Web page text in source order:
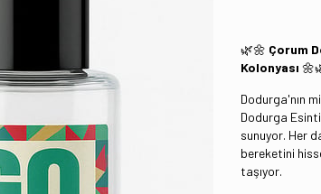
🌿🌼 Çorum
Kolonyası
Dodurga'nın
Dodurga
sunuyor. Her
bereketini
taşıyor.